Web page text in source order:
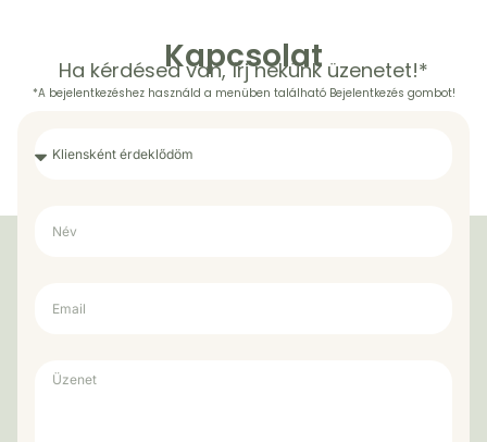
Kapcsolat
Ha kérdésed van, írj nekünk üzenetet!*
*A bejelentkezéshez használd a menüben található Bejelentkezés gombot!